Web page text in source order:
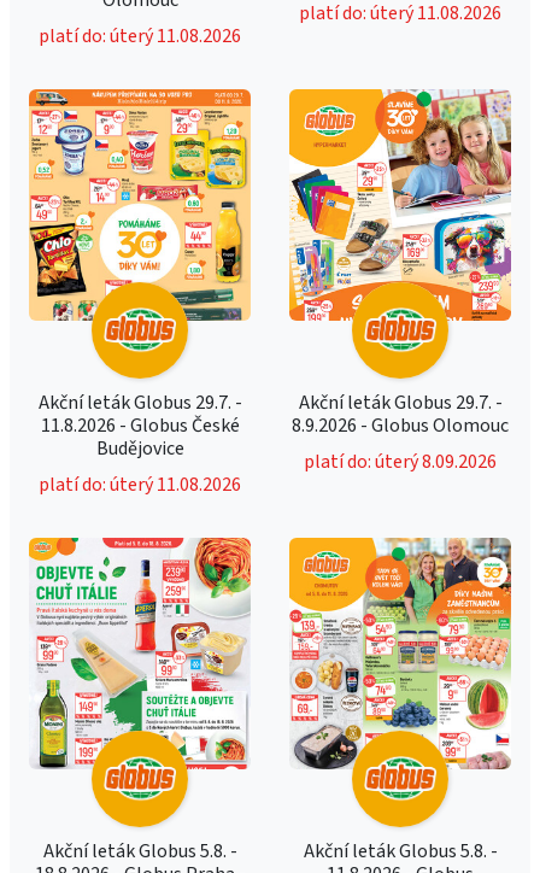
platí do: úterý 11.08.2026
platí do: úterý 11.08.2026
Akční leták Globus 29.7. -
11.8.2026 - Globus České
Budějovice
platí do: úterý 11.08.2026
Akční leták Globus 29.7. -
8.9.2026 - Globus Olomouc
platí do: úterý 8.09.2026
Akční leták Globus 5.8. -
Akční leták Globus 5.8. -